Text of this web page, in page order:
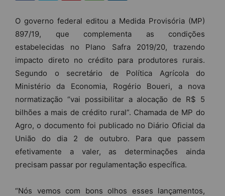
O governo federal editou a Medida Provisória (MP)
897/19, que complementa as condições
estabelecidas no Plano Safra 2019/20, trazendo
impacto direto no crédito para produtores rurais.
Segundo o secretário de Política Agrícola do
Ministério da Economia, Rogério Boueri, a nova
normatização “vai possibilitar a alocação de R$ 5
bilhões a mais de crédito rural”. Chamada de MP do
Agro, o documento foi publicado no Diário Oficial da
União do dia 2 de outubro. Para que passem
efetivamente a valer, as determinações ainda
precisam passar por regulamentação específica.
“Nós vemos com bons olhos esses lançamentos,